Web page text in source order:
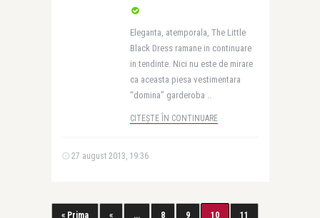
Eleganta, atemporala, The Little
Black Dress ramane in continuare
in tendinte. Nici nu este de mirare
ca aceasta piesa vestimentara
“domina” garderoba ..
CITEȘTE ÎN CONTINUARE
27 august 2013, 19:36
« Prima « ... 8 9 10 11